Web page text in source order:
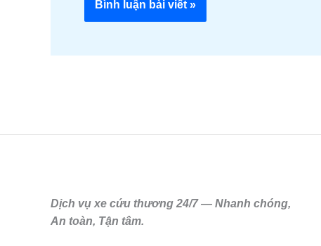
Dịch vụ xe cứu thương 24/7 — Nhanh chóng,
An toàn, Tận tâm.